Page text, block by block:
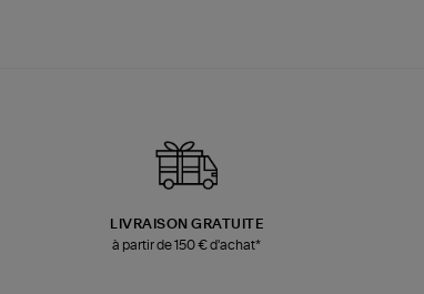
LIVRAISON GRATUITE
à partir de 150 € d'achat*